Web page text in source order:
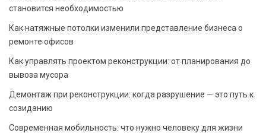
становится необходимостью
Как натяжные потолки изменили представление бизнеса о
ремонте офисов
Как управлять проектом реконструкции: от планирования до
вывоза мусора
Демонтаж при реконструкции: когда разрушение — это путь к
созиданию
Современная мобильность: что нужно человеку для жизни